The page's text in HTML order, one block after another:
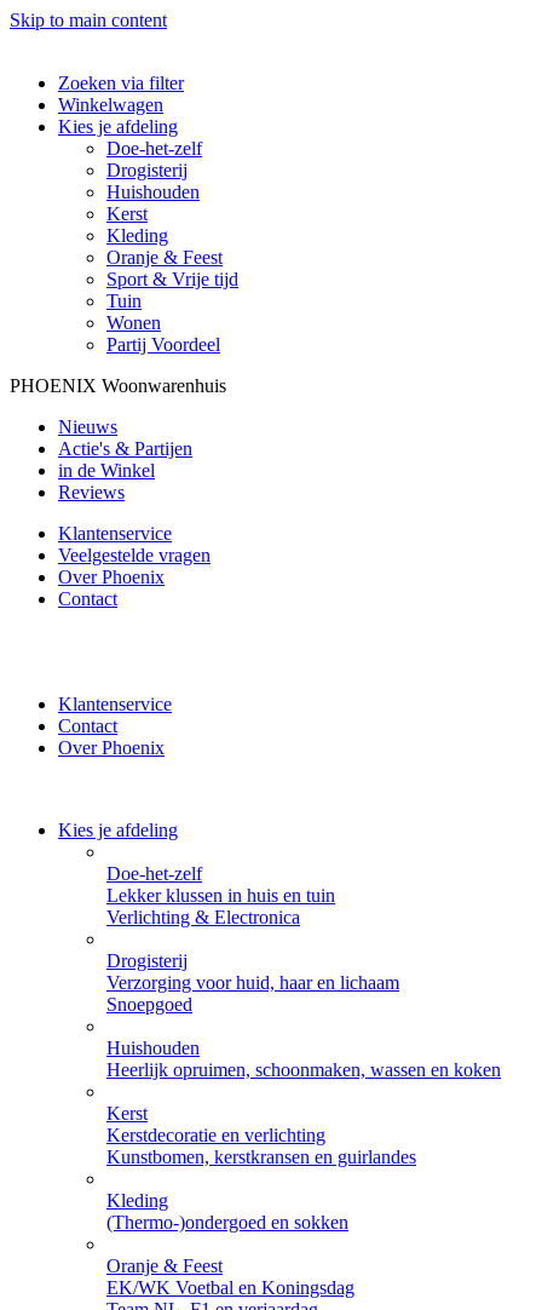
Skip to main content
Zoeken via filter
Winkelwagen
Kies je afdeling
Doe-het-zelf
Drogisterij
Huishouden
Kerst
Kleding
Oranje & Feest
Sport & Vrije tijd
Tuin
Wonen
Partij Voordeel
PHOENIX Woonwarenhuis
Nieuws
Actie's & Partijen
in de Winkel
Reviews
Klantenservice
Veelgestelde vragen
Over Phoenix
Contact
Klantenservice
Contact
Over Phoenix
Kies je afdeling
Doe-het-zelf
Lekker klussen in huis en tuin
Verlichting & Electronica
Drogisterij
Verzorging voor huid, haar en lichaam
Snoepgoed
Huishouden
Heerlijk opruimen, schoonmaken, wassen en koken
Kerst
Kerstdecoratie en verlichting
Kunstbomen, kerstkransen en guirlandes
Kleding
(Thermo-)ondergoed en sokken
Oranje & Feest
EK/WK Voetbal en Koningsdag